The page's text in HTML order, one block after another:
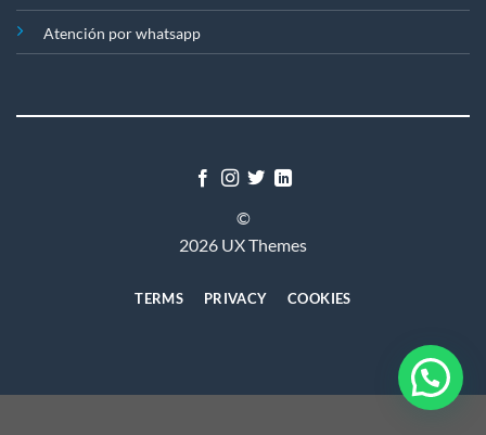
Atención por whatsapp
©
2026 UX Themes
TERMS PRIVACY COOKIES